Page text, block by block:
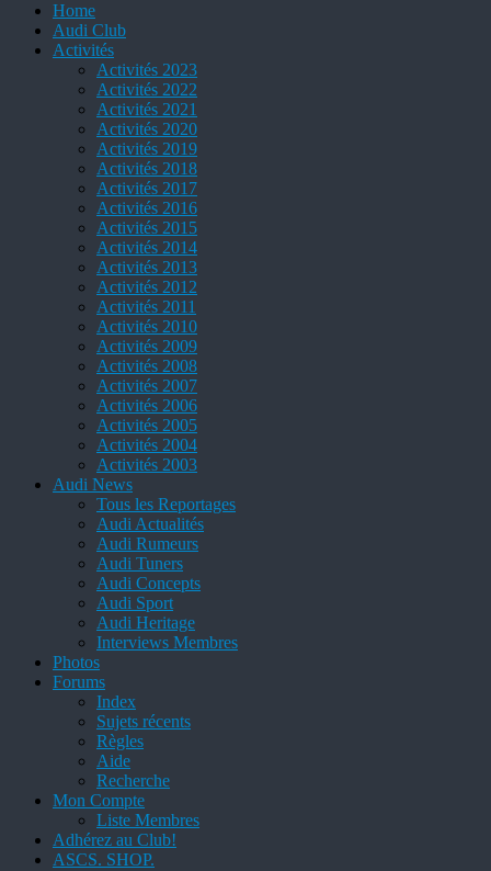
Home
Audi Club
Activités
Activités 2023
Activités 2022
Activités 2021
Activités 2020
Activités 2019
Activités 2018
Activités 2017
Activités 2016
Activités 2015
Activités 2014
Activités 2013
Activités 2012
Activités 2011
Activités 2010
Activités 2009
Activités 2008
Activités 2007
Activités 2006
Activités 2005
Activités 2004
Activités 2003
Audi News
Tous les Reportages
Audi Actualités
Audi Rumeurs
Audi Tuners
Audi Concepts
Audi Sport
Audi Heritage
Interviews Membres
Photos
Forums
Index
Sujets récents
Règles
Aide
Recherche
Mon Compte
Liste Membres
Adhérez au Club!
ASCS. SHOP.